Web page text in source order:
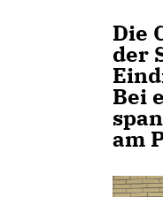
Die
der
Bei
am